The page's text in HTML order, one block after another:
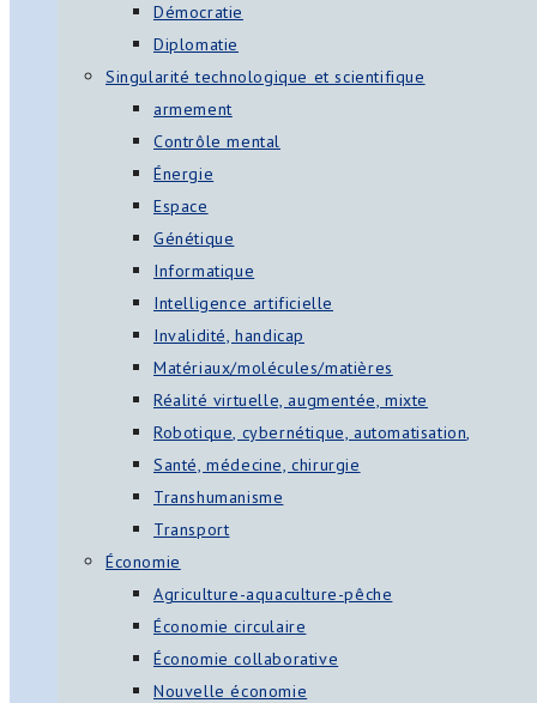
Démocratie
Diplomatie
Singularité technologique et scientifique
armement
Contrôle mental
Énergie
Espace
Génétique
Informatique
Intelligence artificielle
Invalidité, handicap
Matériaux/molécules/matières
Réalité virtuelle, augmentée, mixte
Robotique, cybernétique, automatisation,
Santé, médecine, chirurgie
Transhumanisme
Transport
Économie
Agriculture-aquaculture-pêche
Économie circulaire
Économie collaborative
Nouvelle économie